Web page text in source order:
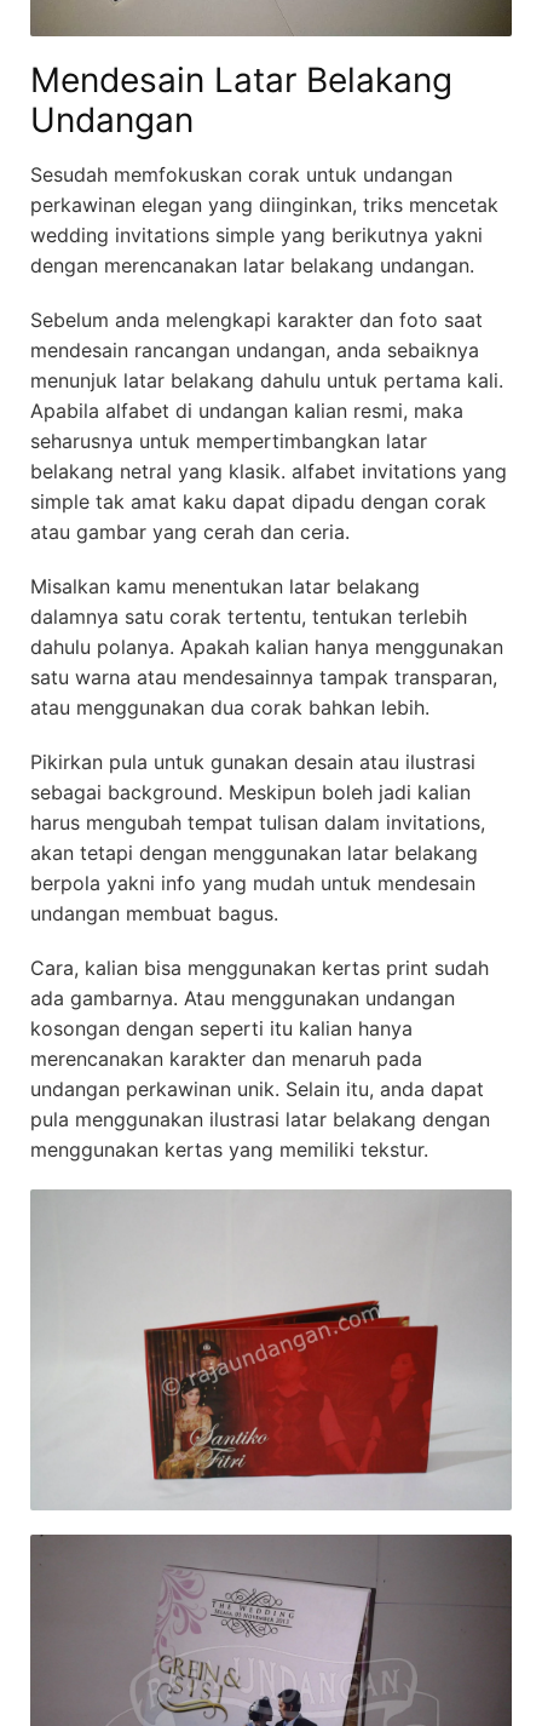
Mendesain Latar Belakang
Undangan
Sesudah memfokuskan corak untuk undangan
perkawinan elegan yang diinginkan, triks mencetak
wedding invitations simple yang berikutnya yakni
dengan merencanakan latar belakang undangan.
Sebelum anda melengkapi karakter dan foto saat
mendesain rancangan undangan, anda sebaiknya
menunjuk latar belakang dahulu untuk pertama kali.
Apabila alfabet di undangan kalian resmi, maka
seharusnya untuk mempertimbangkan latar
belakang netral yang klasik. alfabet invitations yang
simple tak amat kaku dapat dipadu dengan corak
atau gambar yang cerah dan ceria.
Misalkan kamu menentukan latar belakang
dalamnya satu corak tertentu, tentukan terlebih
dahulu polanya. Apakah kalian hanya menggunakan
satu warna atau mendesainnya tampak transparan,
atau menggunakan dua corak bahkan lebih.
Pikirkan pula untuk gunakan desain atau ilustrasi
sebagai background. Meskipun boleh jadi kalian
harus mengubah tempat tulisan dalam invitations,
akan tetapi dengan menggunakan latar belakang
berpola yakni info yang mudah untuk mendesain
undangan membuat bagus.
Cara, kalian bisa menggunakan kertas print sudah
ada gambarnya. Atau menggunakan undangan
kosongan dengan seperti itu kalian hanya
merencanakan karakter dan menaruh pada
undangan perkawinan unik. Selain itu, anda dapat
pula menggunakan ilustrasi latar belakang dengan
menggunakan kertas yang memiliki tekstur.